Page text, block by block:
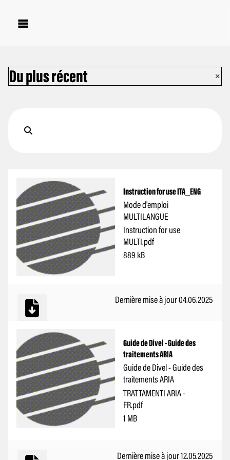

Du plus récent
Instruction for use ITA_ENG
Mode d'emploi
MULTILANGUE
Instruction for use
MULTI.pdf
889 kB
Dernière mise à jour 04.06.2025
Guide de Divel - Guide des
traitements ARIA
Guide de Divel - Guide des
traitements ARIA
TRATTAMENTI ARIA -
FR.pdf
1 MB
Dernière mise à jour 12.05.2025